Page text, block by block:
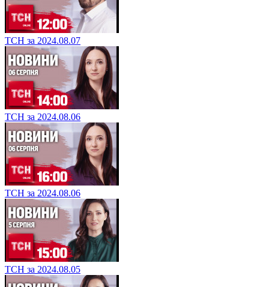
ТСН за 2024.08.07
ТСН за 2024.08.06
ТСН за 2024.08.06
ТСН за 2024.08.05